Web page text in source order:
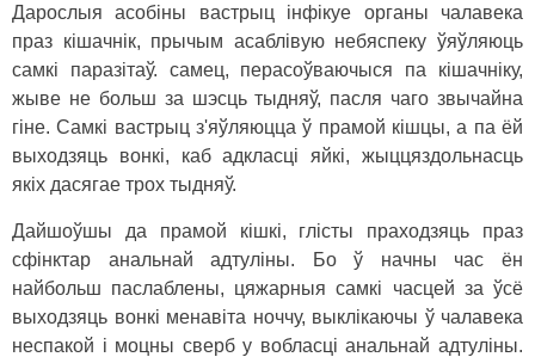
Дарослыя асобіны вастрыц інфікуе органы чалавека
праз кішачнік, прычым асаблівую небяспеку ўяўляюць
самкі паразітаў. самец, перасоўваючыся па кішачніку,
жыве не больш за шэсць тыдняў, пасля чаго звычайна
гіне. Самкі вастрыц з'яўляюцца ў прамой кішцы, а па ёй
выходзяць вонкі, каб адкласці яйкі, жыццяздольнасць
якіх дасягае трох тыдняў.
Дайшоўшы да прамой кішкі, глісты праходзяць праз
сфінктар анальнай адтуліны. Бо ў начны час ён
найбольш паслаблены, цяжарныя самкі часцей за ўсё
выходзяць вонкі менавіта ноччу, выклікаючы ў чалавека
неспакой і моцны сверб у вобласці анальнай адтуліны.